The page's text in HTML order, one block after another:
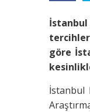
göre
İstanbul